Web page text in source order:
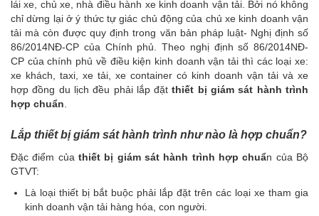
lái xe, chủ xe, nhà điều hành xe kinh doanh vận tải. Bởi nó không
chỉ dừng lại ở ý thức tự giác chủ động của chủ xe kinh doanh vận
tải mà còn được quy định trong văn bản pháp luật- Nghị định số
86/2014NĐ-CP của Chính phủ. Theo nghị định số 86/2014NĐ-
CP của chính phủ về điều kiện kinh doanh vận tải thì các loại xe:
xe khách, taxi, xe tải, xe container có kinh doanh vận tải và xe
hợp đồng du lịch đều phải lắp đặtthiết bị giám sát hành trình
hợp chuẩn
Lắp thiết bị giám sát hành trình như nào là hợp chuẩn?
Đặc điểm của thiết bị giám sát hành trình hợp chuẩn của Bộ
GTVT:
Là loại thiết bị bắt buộc phải lắp đặt trên các loại xe tham gia
kinh doanh vận tải hàng hóa, con người.